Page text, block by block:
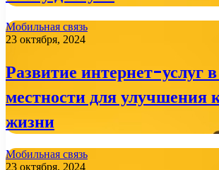
Мобильная связь
23 октября, 2024
Развитие интернет-услуг
местности для улучшения
жизни
Мобильная связь
23 октября, 2024